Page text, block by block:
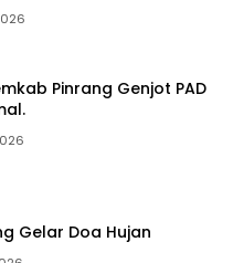
Pinrang Genjot PAD
Gelar Doa Hujan